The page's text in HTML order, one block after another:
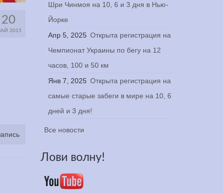
20
2015
Шри Чинмоя на 10, 6 и 3 дня в Нью-
Йорке
Апр 5, 2025 Открыта регистрация на
Чемпионат Украины по бегу на 12
часов, 100 и 50 км
Янв 7, 2025 Открыта регистрация на
самые старые забеги в мире на 10, 6
дней и 3 дня!
Все новости
Лови волну!